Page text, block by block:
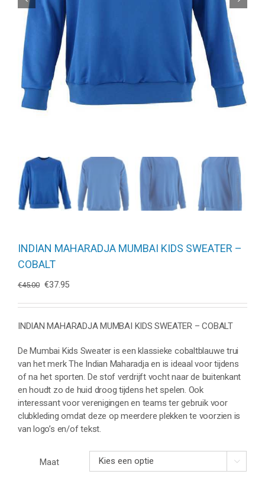
INDIAN MAHARADJA MUMBAI KIDS SWEATER –
COBALT
€45.00 Oorspronkelijke
was:
€45.00.
€37.95Huidige
is:
€37.95.
INDIAN MAHARADJA MUMBAI KIDS SWEATER – COBALT
De Mumbai Kids Sweater is een klassieke cobaltblauwe trui
van het merk The Indian Maharadja en is ideaal voor tijdens
of na het sporten. De stof verdrijft vocht naar de buitenkant
en houdt zo de huid droog tijdens het spelen. Ook
interessant voor verenigingen en teams ter gebruik voor
clubkleding omdat deze op meerdere plekken te voorzien is
van logo’s en/of tekst.
Maat 